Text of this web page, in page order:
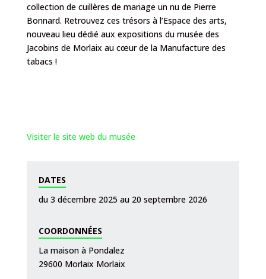
collection de cuillères de mariage un nu de Pierre
Bonnard. Retrouvez ces trésors à l’Espace des arts,
nouveau lieu dédié aux expositions du musée des
Jacobins de Morlaix au cœur de la Manufacture des
tabacs !
Visiter le site web du musée
DATES
du 3 décembre 2025 au 20 septembre 2026
COORDONNÉES
La maison à Pondalez
29600 Morlaix Morlaix